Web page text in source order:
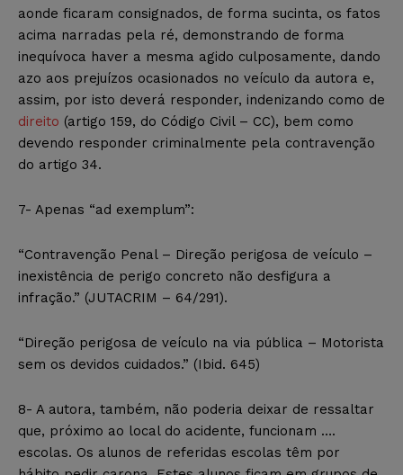
aonde ficaram consignados, de forma sucinta, os fatos
acima narradas pela ré, demonstrando de forma
inequívoca haver a mesma agido culposamente, dando
azo aos prejuízos ocasionados no veículo da autora e,
assim, por isto deverá responder, indenizando como de
direito (artigo 159, do Código Civil – CC), bem como
devendo responder criminalmente pela contravenção
do artigo 34.
7- Apenas “ad exemplum”:
“Contravenção Penal – Direção perigosa de veículo –
inexistência de perigo concreto não desfigura a
infração.” (JUTACRIM – 64/291).
“Direção perigosa de veículo na via pública – Motorista
sem os devidos cuidados.” (Ibid. 645)
8- A autora, também, não poderia deixar de ressaltar
que, próximo ao local do acidente, funcionam ….
escolas. Os alunos de referidas escolas têm por